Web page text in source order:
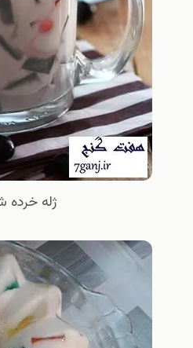
ژله خرده شيشه ليواني